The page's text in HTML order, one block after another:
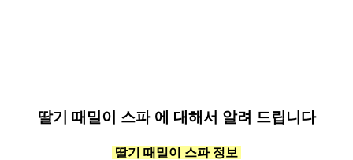
딸기 때밀이 스파 에 대해서 알려 드립니다
딸기 때밀이 스파 정보